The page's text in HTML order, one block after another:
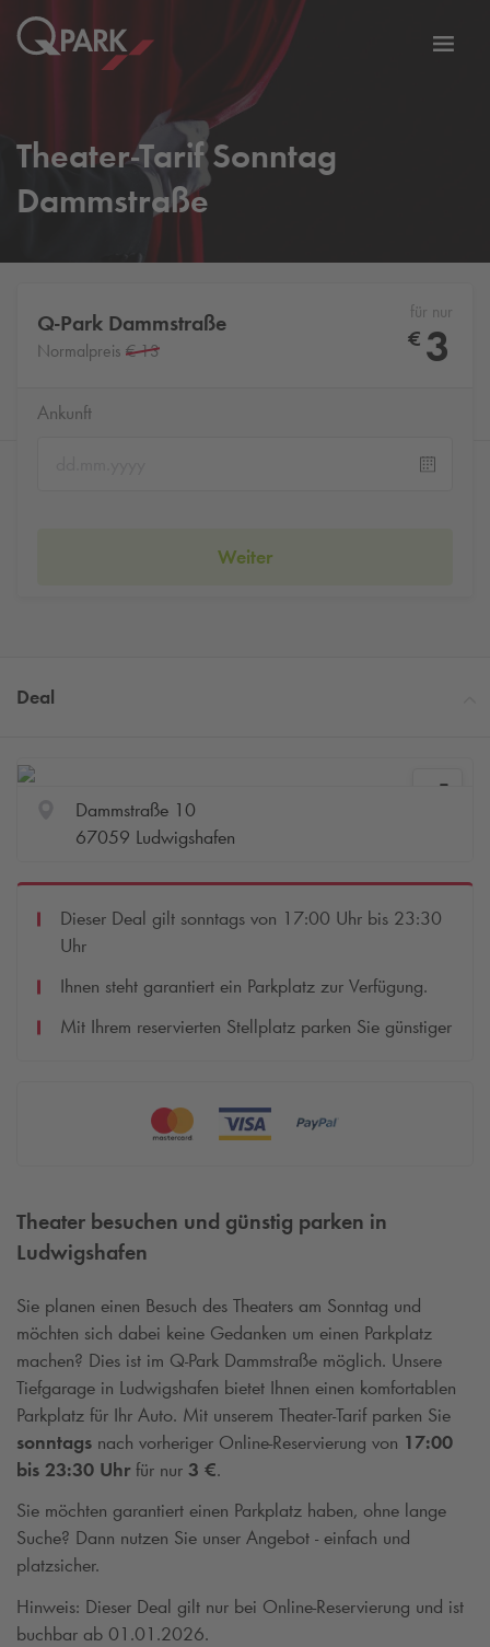
Zur
Theater-Tarif Sonntag
Dammstraße
Q-Park Dammstraße
Normalpreis € 13
für nur
€ 3
Ankunft
Weiter
Deal
Theater besuchen und günstig parken in
Ludwigshafen
Sie planen einen Besuch des Theaters am Sonntag und
möchten sich dabei keine Gedanken um einen Parkplatz
machen? Dies ist im Q-Park Dammstraße möglich. Unsere
Tiefgarage in Ludwigshafen bietet Ihnen einen komfortablen
Parkplatz für Ihr Auto. Mit unserem Theater-Tarif parken Sie
sonntags nach vorheriger Online-Reservierung von 17:00
bis 23:30 Uhr für nur 3 €.
Sie möchten garantiert einen Parkplatz haben, ohne lange
Suche? Dann nutzen Sie unser Angebot - einfach und
platzsicher.
Hinweis: Dieser Deal gilt nur bei Online-Reservierung und ist
buchbar ab 01.01.2026.
Dammstraße 10
67059 Ludwigshafen
Dieser Deal gilt sonntags von 17:00 Uhr bis 23:30
Uhr
Ihnen steht garantiert ein Parkplatz zur Verfügung.
Mit Ihrem reservierten Stellplatz parken Sie günstiger